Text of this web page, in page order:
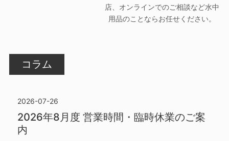
店、オンラインでのご相談など水中
用品のことならお任せください。
コラム
2026-07-26
2026年8月度 営業時間・臨時休業のご案
内